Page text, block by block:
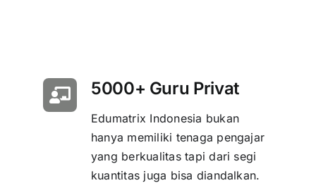
5000+ Guru Privat
Edumatrix Indonesia bukan
hanya memiliki tenaga pengajar
yang berkualitas tapi dari segi
kuantitas juga bisa diandalkan.